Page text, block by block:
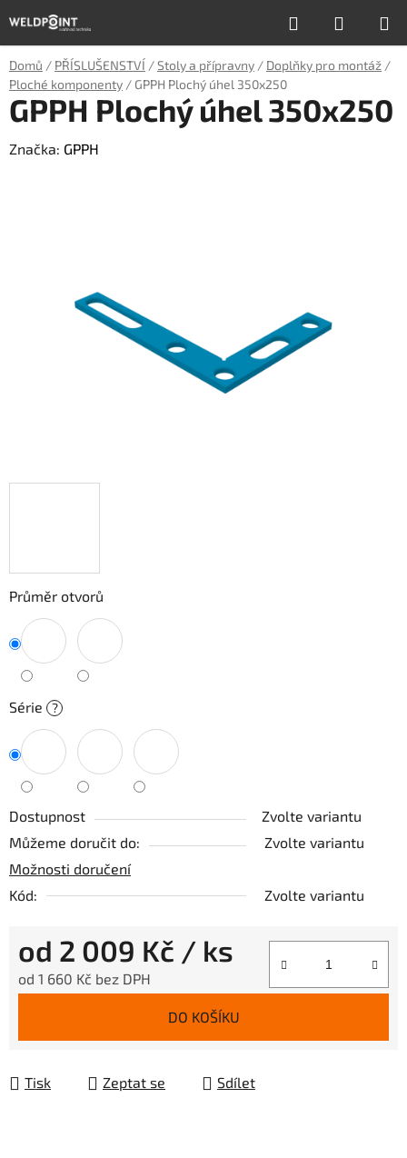
na
obsah
Hledat
KOŠÍK
Domů / PŘÍSLUŠENSTVÍ /Stoly a přípravny / Doplňky pro montáž /
Ploché komponenty / GPPH Plochý úhel 350x250
Průměr otvorů
Série ?
Dostupnost
Zvolte variantu
Můžeme doručit do:
Zvolte variantu
Možnosti doručení
Kód:
Zvolte variantu
od 2 009 Kč / ks
od 1 660 Kč bez DPH
DO KOŠÍKU
Tisk Zeptat se Sdílet
GPPH Plochý úhel 350x250
Značka: GPPH